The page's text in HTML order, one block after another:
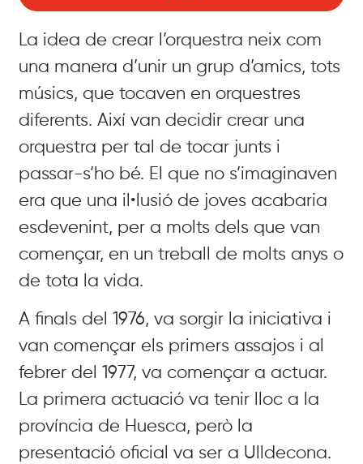
La idea de crear l’orquestra neix com
una manera d’unir un grup d’amics, tots
músics, que tocaven en orquestres
diferents. Així van decidir crear una
orquestra per tal de tocar junts i
passar-s’ho bé. El que no s’imaginaven
era que una il•lusió de joves acabaria
esdevenint, per a molts dels que van
començar, en un treball de molts anys o
de tota la vida.
A finals del 1976, va sorgir la iniciativa i
van començar els primers assajos i al
febrer del 1977, va començar a actuar.
La primera actuació va tenir lloc a la
província de Huesca, però la
presentació oficial va ser a Ulldecona.